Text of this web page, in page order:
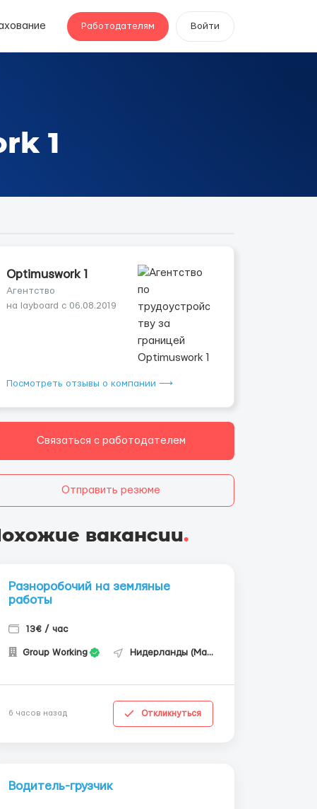
Работодателям Войти
1
Optimuswork 1
Агентство
на layboard с 06.08.2019
Посмотреть отзывы о компании ⟶
Связаться с работодателем
Отправить резюме
вакансии.
Разноробочий на земляные
работы
13€ / час
Group Working Нидерланды (Маастрихт)
6 часов назад Откликнуться
Водитель-грузчик